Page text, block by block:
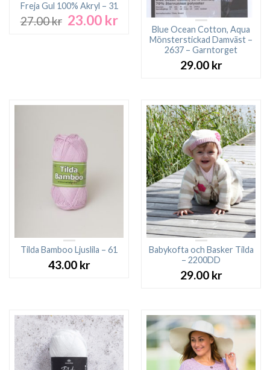
Freja Gul 100% Akryl – 31
27.00kr Det
23.00 krDet
nuvarandeBlue Ocean Cotton, Aqua
Mönsterstickad Damväst –
2637 – Garntorget
29.00 kr
Tilda Bamboo Ljuslila – 61
43.00 kr
Babykofta och Basker Tilda
– 2200DD
29.00 kr